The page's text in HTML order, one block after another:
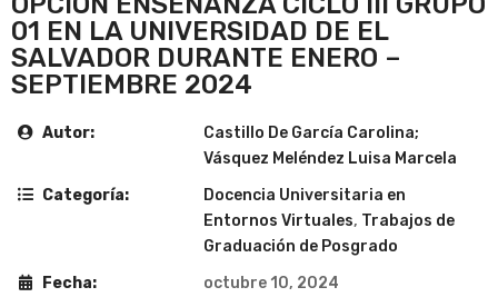
01 EN LA UNIVERSIDAD DE EL
SALVADOR DURANTE ENERO –
SEPTIEMBRE 2024
Autor:
Castillo De García Carolina;
Vásquez Meléndez Luisa Marcela
Categoría:
Docencia Universitaria en
Entornos Virtuales, Trabajos de
Graduación de Posgrado
Fecha:
octubre 10, 2024